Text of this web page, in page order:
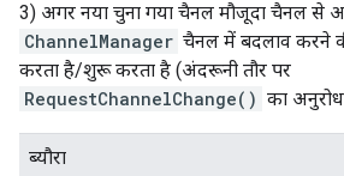
3) अगर नया चुना गया चैनल मौजूदा चैनल से
ChannelManager चैनल में बदलाव करने
करता है/शुरू करता है (अंदरूनी तौर पर
RequestChannelChange() का
ब्यौरा